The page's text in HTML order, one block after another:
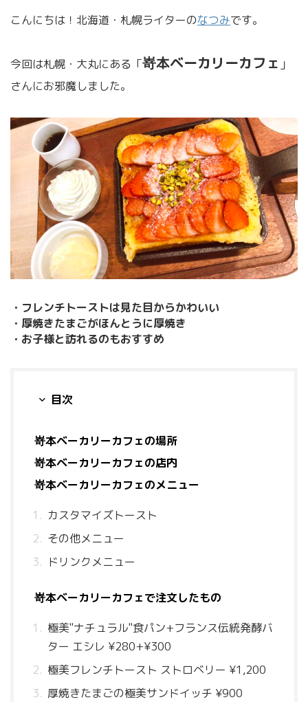
こんにちは！北海道・札幌ライターのなつみです。
今回は札幌・大丸にある「嵜本ベーカリーカフェ 」
さんにお邪魔しました。
・フレンチトーストは見た目からかわいい
・厚焼きたまごがほんとうに厚焼き
・お子様と訪れるのもおすすめ
目次
嵜本ベーカリーカフェの場所
嵜本ベーカリーカフェの店内
嵜本ベーカリーカフェのメニュー
カスタマイズトースト
その他メニュー
ドリンクメニュー
嵜本ベーカリーカフェで注文したもの
極美"ナチュラル"食パン+フランス伝統発酵バ
ター エシレ ¥280+¥300
極美フレンチトースト ストロベリー ¥1,200
厚焼きたまごの極美サンドイッチ ¥900